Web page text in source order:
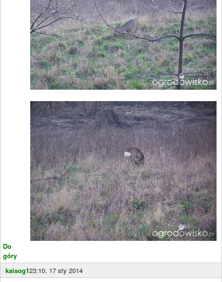
Do
góry
kaisog123:10, 17 sty 2014